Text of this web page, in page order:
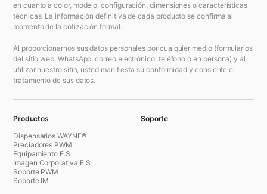
en cuanto a color, modelo, configuración, dimensiones o características
técnicas. La información definitiva de cada producto se confirma al
momento de la cotización formal.
Al proporcionarnos sus datos personales por cualquier medio (formularios
del sitio web, WhatsApp, correo electrónico, teléfono o en persona) y al
utilizar nuestro sitio, usted manifiesta su conformidad y consiente el
tratamiento de sus datos.
Productos
Dispensarios WAYNE®
Preciadores PWM
Equipamiento E.S
Imagen Corporativa E.S
Soporte PWM
Soporte IM
Soporte